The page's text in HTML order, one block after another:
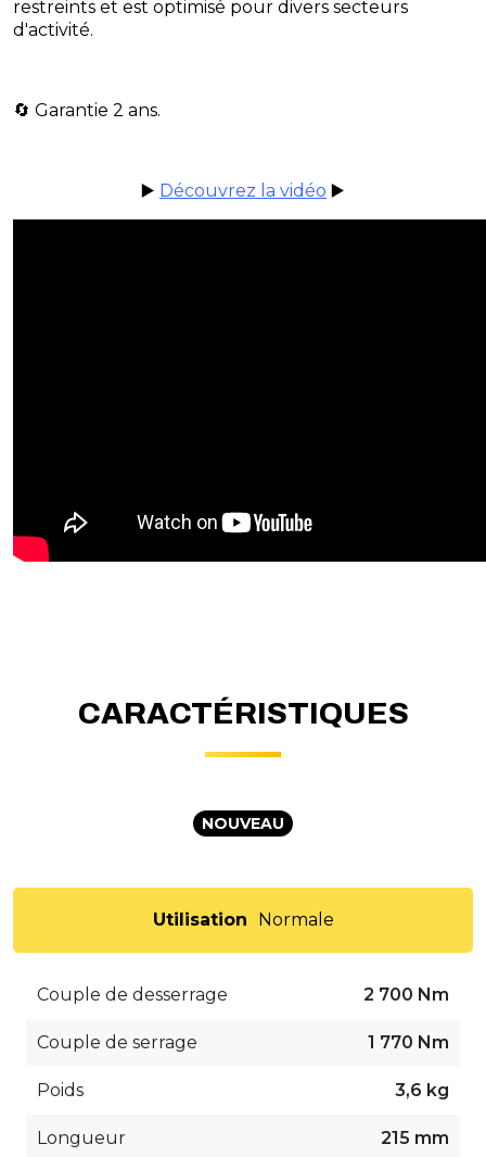
restreints et est optimisé pour divers secteurs
d'activité.
​🔄 Garantie 2 ans.
▶️ Découvrez la vidéo ▶️
CARACTÉRISTIQUES
NOUVEAU
Utilisation Normale
Couple de desserrage 2 700 Nm
Couple de serrage 1 770 Nm
Poids 3,6 kg
Longueur 215 mm